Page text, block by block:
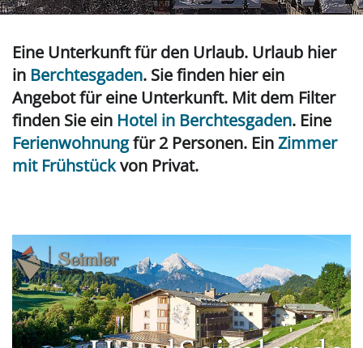
Eine Unterkunft für den Urlaub. Urlaub hier
in Berchtesgaden. Sie finden hier ein
Angebot für eine Unterkunft. Mit dem Filter
finden Sie ein Hotel in Berchtesgaden. Eine
Ferienwohnungfür 2 Personen. EinZimmer
mit Frühstückvon Privat.